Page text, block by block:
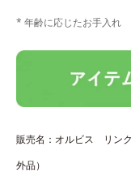
* 年齢に応じたお手入れ
販売名：オルビス リ
外品）